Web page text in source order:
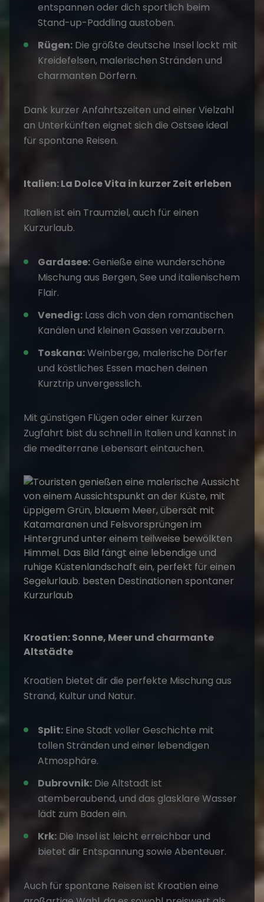
entspannen oder dich sportlich beim
Stand-up-Paddling austoben.
Rügen: Die größte deutsche Insel lockt mit
Kreidefelsen, malerischen Stränden und
charmanten Dörfern.
Dank kurzer Anfahrtszeiten und einer Vielzahl
an Unterkünften eignet sich die Ostsee ideal
für spontane Reisen.
Italien: La Dolce Vita in kurzer Zeit erleben
Italien ist ein Traumziel, auch für einen
Kurzurlaub.
Gardasee:Genieße eine wunderschöne
Mischung aus Bergen, See und italienischem
Flair.
Venedig: Lass dich von den romantischen
Kanälen und kleinen Gassen verzaubern.
Toskana:Weinberge, malerische Dörfer
und köstliches Essen machen deinen
Kurztrip unvergesslich.
Mit günstigen Flügen oder einer kurzen
Zugfahrt bist du schnell in Italien und kannst in
die mediterrane Lebensart eintauchen.
Kroatien: Sonne, Meer und charmante
Altstädte
Kroatien bietet dir die perfekte Mischung aus
Strand, Kultur und Natur.
Split: Eine Stadt voller Geschichte mit
tollen Stränden und einer lebendigen
Atmosphäre.
Dubrovnik: Die Altstadt ist
atemberaubend, und das glasklare Wasser
lädt zum Baden ein.
Krk: Die Insel ist leicht erreichbar und
bietet dir Entspannung sowie Abenteuer.
Auch für spontane Reisen ist Kroatien eine